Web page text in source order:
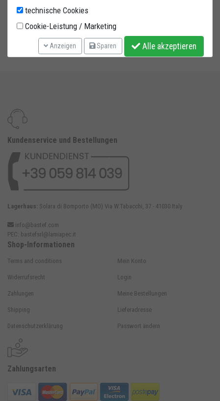
Kundenservice und Bestellungen
Lagerhaus: Solara di Bomporto (MO) Via W.Tabacchi, 37 - 41030 Italy
info@bastef.com
PEC: bastefsrl@lamiapec.it
Zahlungsarten
Shop-Informationen
Terms and conditions
Widerrufsrecht
Zahlungen
Shipping
Datenschutzerklärung
Mein Konto
Login
Meine Bestellungen
Lieferadresse
Passwort ändern
technische Cookies
Cookie-Leistung / Marketing
Anzeigen Sparen Alle akzeptieren